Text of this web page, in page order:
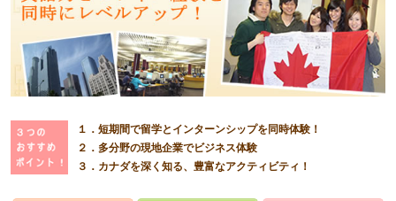
１．短期間で留学とインターンシップを同時体験！
２．多分野の現地企業でビジネス体験
３．カナダを深く知る、豊富なアクティビティ！